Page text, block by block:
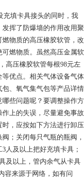
充填卡具接头的同时，我
挥了防爆墙的作用改用聚
物质的高压橡胶软管，改
燃物质。虽然高压金属软
高压橡胶软管每根98元左
优点。相关气体设备气体
、氧气集气包等产品详情
些问题呢？要调整操作方
上的失误，尽量避免事故
，应按如下方法进行卸压
；关闭每只气瓶的瓶阀，
人及以上把好充填卡具；
及以上，管内余气从卡具
容来源于网络，如有问